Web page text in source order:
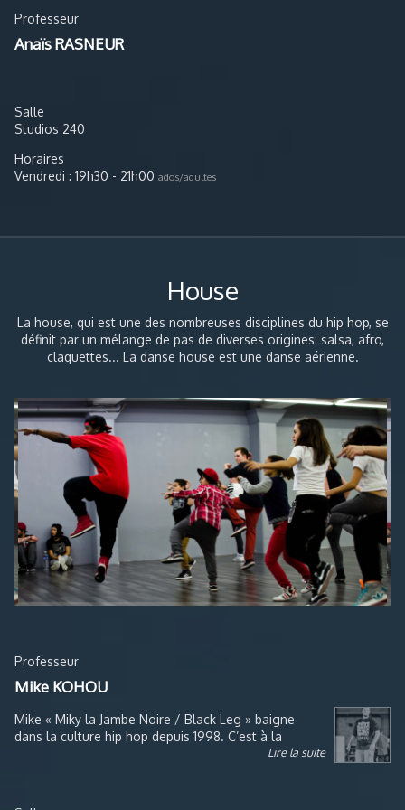
Professeur
Anaïs RASNEUR
Salle
Studios 240
Horaires
Vendredi : 19h30 - 21h00 ados/adultes
House
La house, qui est une des nombreuses disciplines du hip hop, se
définit par un mélange de pas de diverses origines: salsa, afro,
claquettes... La danse house est une danse aérienne.
Professeur
Mike KOHOU
Mike « Miky la Jambe Noire / Black Leg » baigne
dans la culture hip hop depuis 1998. C’est à la
Défense, l’un des 3 lieux les plus mythiques de la
Formé par IZZO, Paul Ereck et Phillipe Almeida «
Lire la suite